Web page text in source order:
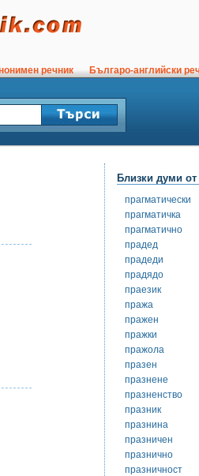
речник Българо-английски
Близки думи
прагматически
прагматичка
прагматично
прадед
прадеди
прадядо
праезик
пража
пражен
пражки
пражола
празен
празнене
празненство
празник
празнина
празничен
празнично
празничност